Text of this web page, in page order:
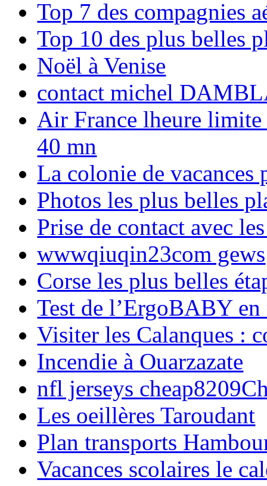
Top 7 des compagnies
Top 10 des plus belles
Noël à Venise
contact michel
Air France lheure limite
40 mn
La colonie de vacances
Photos les plus belles
Prise de contact avec
wwwqiuqin23com gews
Corse les plus belles
Test de l’ErgoBABY en
Visiter les Calanques :
Incendie à Ouarzazate
nfl jerseys
Les oeillères Taroudant
Plan transports
Vacances scolaires le